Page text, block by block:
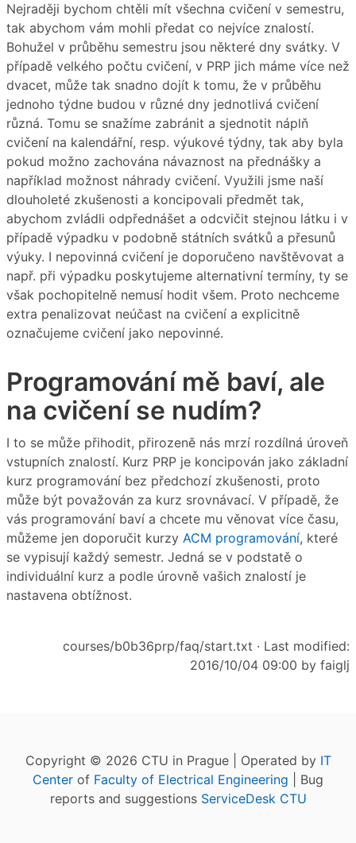
Nejraději bychom chtěli mít všechna cvičení v semestru,
tak abychom vám mohli předat co nejvíce znalostí.
Bohužel v průběhu semestru jsou některé dny svátky. V
případě velkého počtu cvičení, v PRP jich máme více než
dvacet, může tak snadno dojít k tomu, že v průběhu
jednoho týdne budou v různé dny jednotlivá cvičení
různá. Tomu se snažíme zabránit a sjednotit náplň
cvičení na kalendářní, resp. výukové týdny, tak aby byla
pokud možno zachována návaznost na přednášky a
například možnost náhrady cvičení. Využili jsme naší
dlouholeté zkušenosti a koncipovali předmět tak,
abychom zvládli odpřednášet a odcvičit stejnou látku i v
případě výpadku v podobně státních svátků a přesunů
výuky. I nepovinná cvičení je doporučeno navštěvovat a
např. při výpadku poskytujeme alternativní termíny, ty se
však pochopitelně nemusí hodit všem. Proto nechceme
extra penalizovat neúčast na cvičení a explicitně
označujeme cvičení jako nepovinné.
Programování mě baví, ale
na cvičení se nudím?
I to se může přihodit, přirozeně nás mrzí rozdílná úroveň
vstupních znalostí. Kurz PRP je koncipován jako základní
kurz programování bez předchozí zkušenosti, proto
může být považován za kurz srovnávací. V případě, že
vás programování baví a chcete mu věnovat více času,
můžeme jen doporučit kurzy ACM programování, které
se vypisují každý semestr. Jedná se v podstatě o
individuální kurz a podle úrovně vašich znalostí je
nastavena obtížnost.
courses/b0b36prp/faq/start.txt · Last modified:
2016/10/04 09:00 by faiglj
Copyright © 2026 CTU in Prague | Operated by IT
Center of Faculty of Electrical Engineering | Bug
reports and suggestions ServiceDesk CTU